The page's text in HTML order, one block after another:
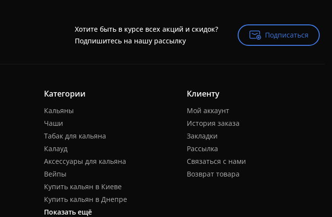
Хотите быть в курсе всех акций и скидок?
Подпишитесь на нашу рассылку
Подписаться
Подписаться
Категории
Кальяны
Чаши
Табак для кальяна
Калауд
Аксессуары для кальяна
Вейпы
Купить кальян в Киеве
Купить кальян в Днепре
Показать ещё
Клиенту
Мой аккаунт
История заказа
Закладки
Рассылка
Связаться с нами
Возврат товара